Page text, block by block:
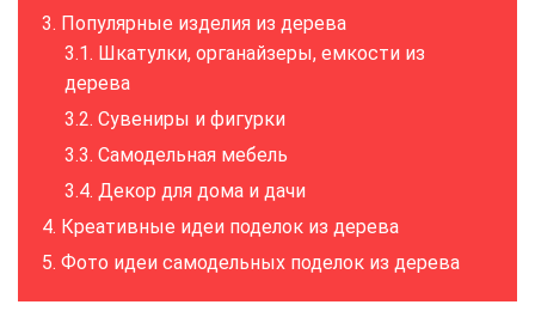
Популярные изделия из дерева
Шкатулки, органайзеры, емкости из
дерева
Сувениры и фигурки
Самодельная мебель
Декор для дома и дачи
Креативные идеи поделок из дерева
Фото идеи самодельных поделок из дерева